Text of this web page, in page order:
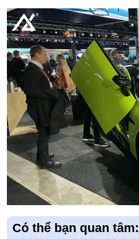
Có thể bạn quan tâm: